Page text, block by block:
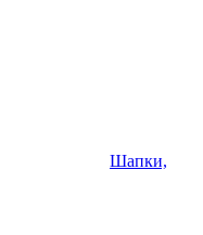
Шапки,